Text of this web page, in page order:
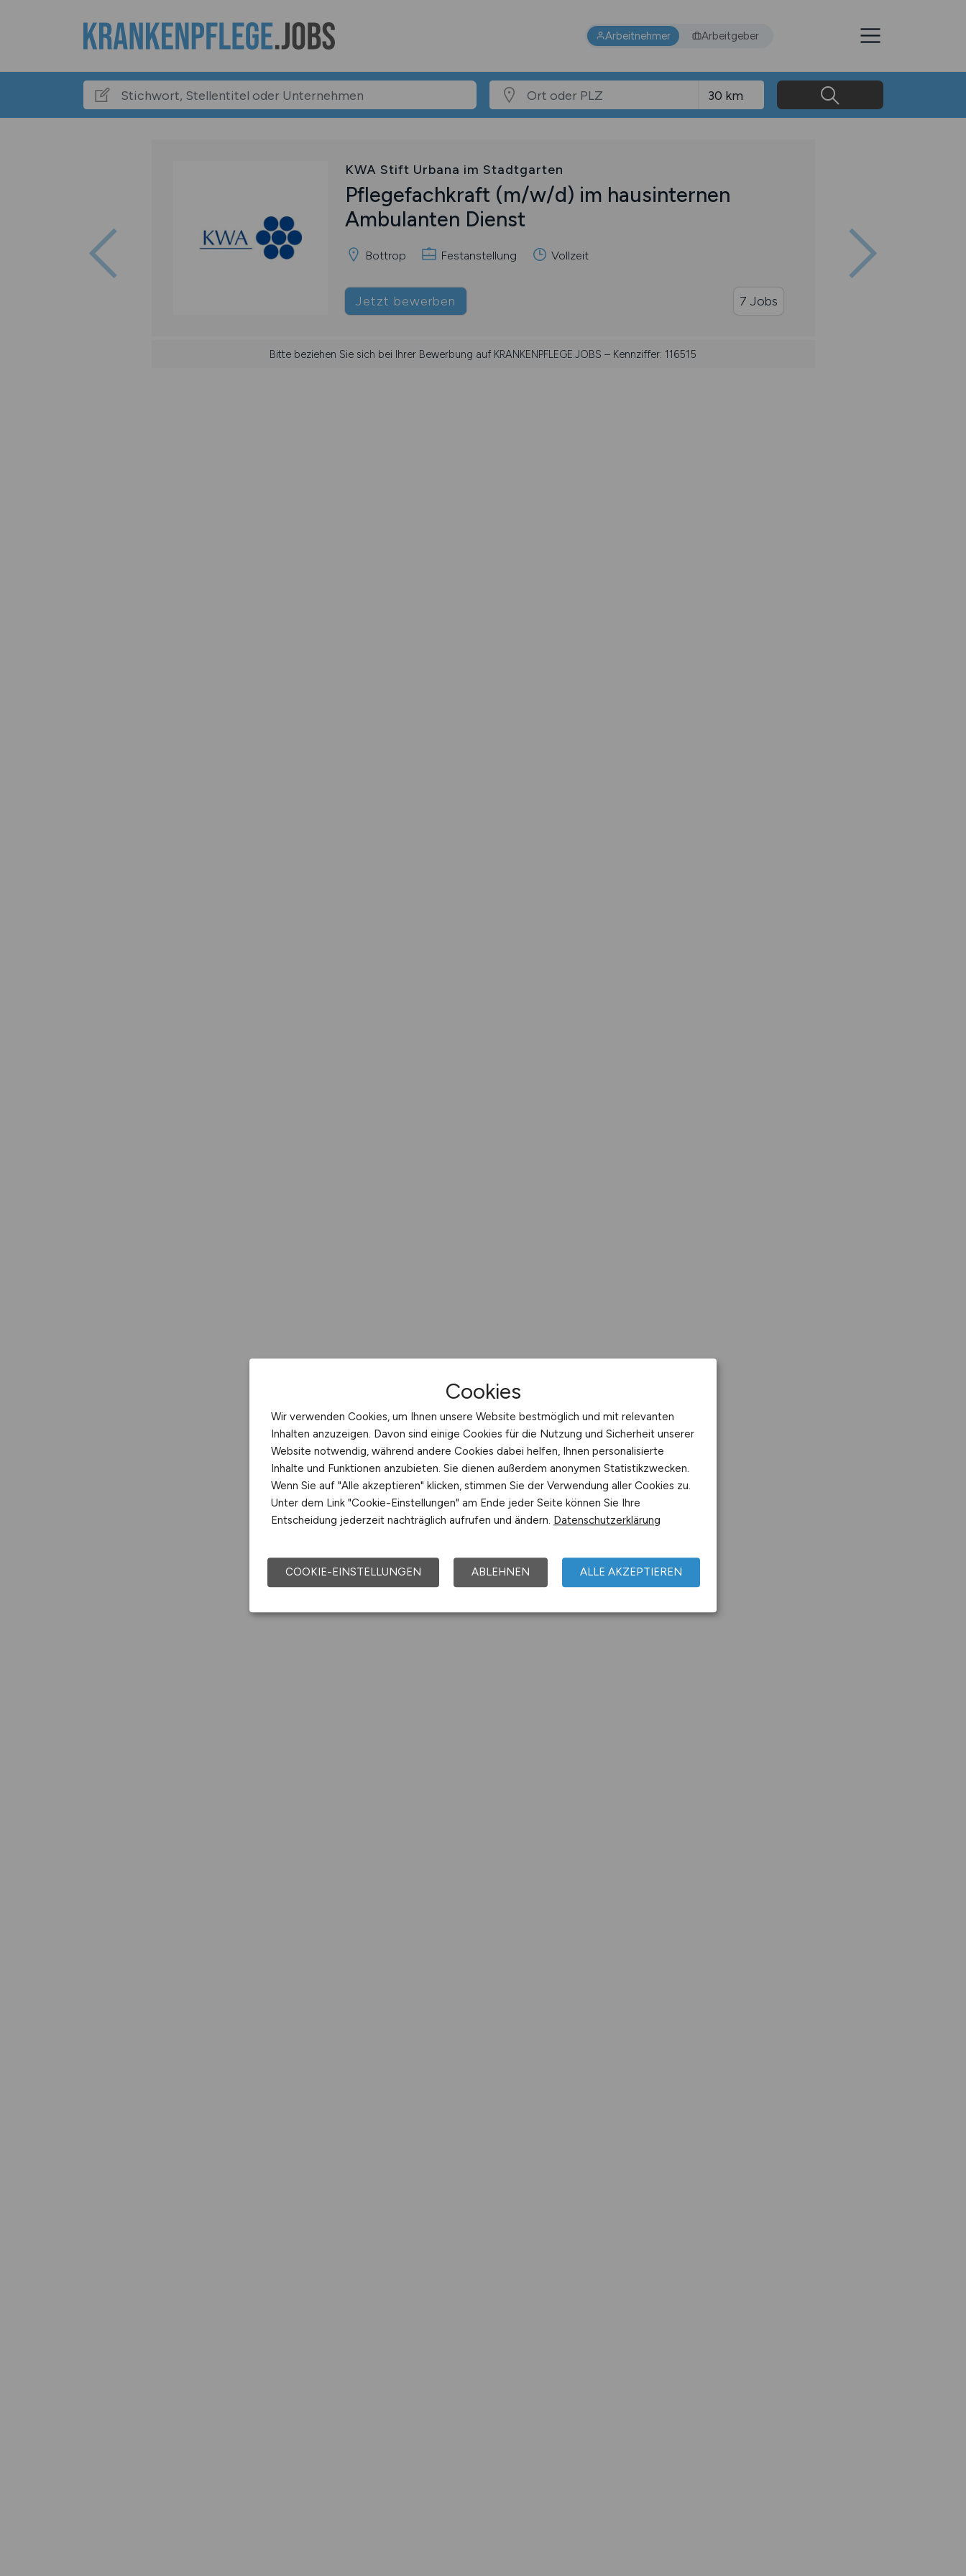
Arbeitnehmer Arbeitgeber
KWA Stift Urbana im Stadtgarten
Pflegefachkraft (m/w/d) im hausinternen
Ambulanten Dienst
Bottrop Festanstellung Vollzeit
Jetzt bewerben 7 Jobs
Bitte beziehen Sie sich bei Ihrer Bewerbung auf KRANKENPFLEGE.JOBS – Kennziffer: 116515
Cookies
Wir verwenden Cookies, um Ihnen unsere Website bestmöglich und mit relevanten
Inhalten anzuzeigen. Davon sind einige Cookies für die Nutzung und Sicherheit unserer
Website notwendig, während andere Cookies dabei helfen, Ihnen personalisierte
Inhalte und Funktionen anzubieten. Sie dienen außerdem anonymen Statistikzwecken.
Wenn Sie auf "Alle akzeptieren" klicken, stimmen Sie der Verwendung aller Cookies zu.
Unter dem Link "Cookie-Einstellungen" am Ende jeder Seite können Sie Ihre
Entscheidung jederzeit nachträglich aufrufen und ändern. Datenschutzerklärung
COOKIE-EINSTELLUNGEN ABLEHNEN ALLE AKZEPTIEREN